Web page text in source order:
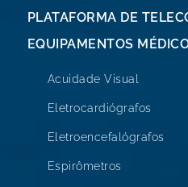
PLATAFORMA DE
EQUIPAMENTOS
Acuidade Visual
Eletrocardiógrafos
Eletroencefalógrafos
Espirômetros